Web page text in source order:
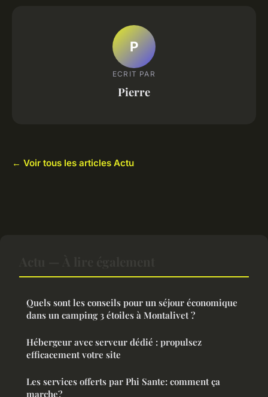
P
ECRIT PAR
Pierre
← Voir tous les articles Actu
Quels sont les conseils pour un séjour économique
dans un camping 3 étoiles à Montalivet ?
Hébergeur avec serveur dédié : propulsez
efficacement votre site
Les services offerts par Phi Sante: comment ça
marche?